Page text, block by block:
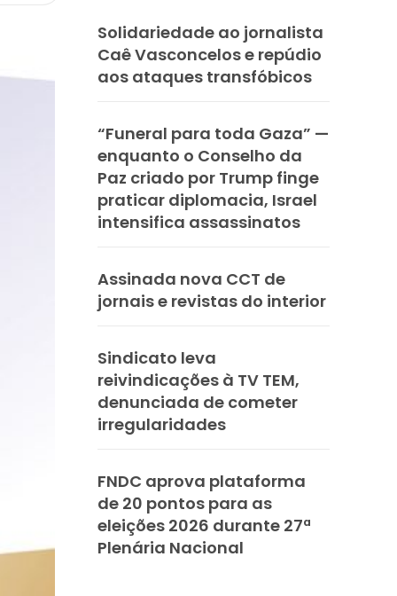
Solidariedade ao jornalista
Caê Vasconcelos e repúdio
aos ataques transfóbicos
“Funeral para toda Gaza” —
enquanto o Conselho da
Paz criado por Trump finge
praticar diplomacia, Israel
intensifica assassinatos
Assinada nova CCT de
jornais e revistas do interior
Sindicato leva
reivindicações à TV TEM,
denunciada de cometer
irregularidades
FNDC aprova plataforma
de 20 pontos para as
eleições 2026 durante 27ª
Plenária Nacional